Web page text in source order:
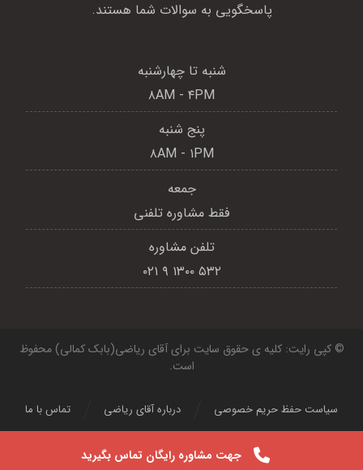
پاسخگویی به سوالات شما هستند.
شنبه تا چهارشنبه
۸AM - ۴PM
پنج شنبه
۸AM - ۱PM
جمعه
فقط مشاوره تلفنی
تلفن مشاوره
۵۳۲ ۱۳۰۰ ۹ ۰۲۱
© کپی رایت: کلیه ی حقوق سایت برای آقای ریاضی(بابک کمالی) محفوظ
است.
تماس با ما درباره آقای ریاضی سیاست حفظ حریم خصوصی
جهت مشاوره رایگان تماس بگیرید